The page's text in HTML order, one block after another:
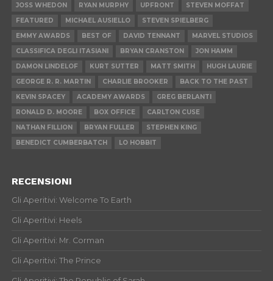
JOSS WHEDON
RYAN MURPHY UPFRONT
STEVEN MOFFAT
FEATURED
MICHAEL AUSIELLO
STEVEN SPIELBERG
EMMY AWARDS
BEST OF DAVID TENNANT
MARVEL STUDIOS
CLASSIFICA DEGLI ITASIANI
BRYAN CRANSTON
JON HAMM
DAMON LINDELOF
KURT SUTTER MATT SMITH
HUGH LAURIE
GEORGE R. R. MARTIN
CHARLIE BROOKER
BACK TO THE PAST
KEVIN SPACEY
ACADEMY AWARDS
GREG BERLANTI
RONALD D. MOORE
BOX OFFICE
CARLTON CUSE
NATHAN FILLION
BRYAN FULLER
STEPHEN KING
BENEDICT CUMBERBATCH
LO HOBBIT
RECENSIONI
Gli Aperitivi: Welcome To Earth
Gli Aperitivi: Heels
Gli Aperitivi: Mr. Corman
Gli Aperitivi: The Prince